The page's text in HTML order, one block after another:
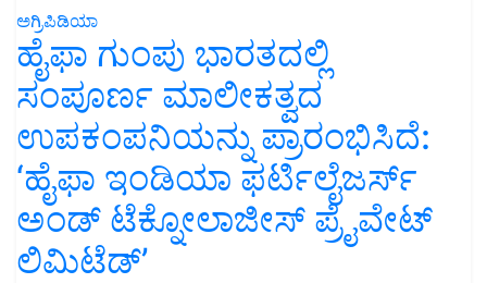
ಅಗ್ರಿಪಿಡಿಯಾ
ಹೈಫಾ ಗುಂಪು ಭಾರತದಲ್ಲಿ
ಸಂಪೂರ್ಣ ಮಾಲೀಕತ್ವದ
ಉಪಕಂಪನಿಯನ್ನು ಪ್ರಾರಂಭಿಸಿದೆ:
‘ಹೈಫಾ ಇಂಡಿಯಾ ಫರ್ಟಿಲೈಜರ್ಸ್
ಅಂಡ್ ಟೆಕ್ನೋಲಾಜೀಸ್ ಪ್ರೈವೇಟ್
ಲಿಮಿಟೆಡ್’